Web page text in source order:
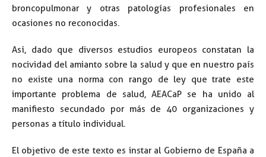
broncopulmonar y otras patologías profesionales en
ocasiones no reconocidas.
Así, dado que diversos estudios europeos constatan la
nocividad del amianto sobre la salud y que en nuestro país
no existe una norma con rango de ley que trate este
importante problema de salud, AEACaP se ha unido al
manifiesto secundado por más de 40 organizaciones y
personas a título individual.
El objetivo de este texto es instar al Gobierno de España a